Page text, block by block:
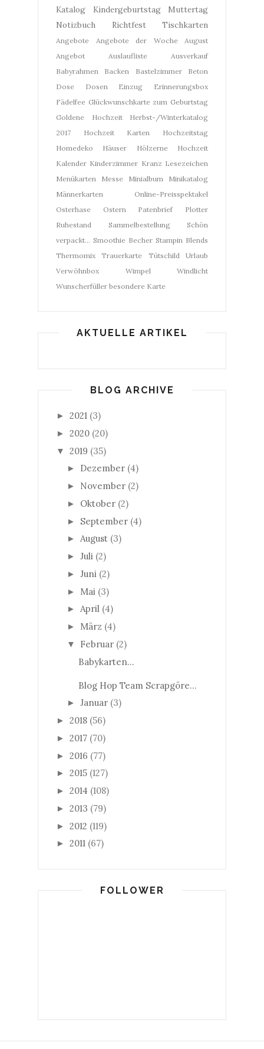
Katalog
Kindergeburtstag
Muttertag
Notizbuch
Richtfest Tischkarten
Angebote Angebote der Woche
August
Angebot
Auslaufliste
Ausverkauf
Babyrahmen
Backen Bastelzimmer
Beton
Dose
Dosen Einzug
Erinnerungsbox
Fädelfee Glückwunschkarte zum Geburtstag
Goldene Hochzeit
Herbst-/Winterkatalog
2017
Hochzeit Karten
Hochzeitstag
Homedeko
Häuser
Hölzerne Hochzeit
Kalender Kinderzimmer Kranz Lesezeichen
Menükarten
Messe Minialbum
Minikatalog
Männerkarten
Online-Preisspektakel
Osterhase
Ostern Patenbrief
Plotter
Ruhestand
Sammelbestellung
Schön
verpackt... Smoothie Becher Stampin Blends
Thermomix
Trauerkarte Tütschild
Urlaub
Verwöhnbox
Wimpel
Windlicht
Wunscherfüller besondere Karte
AKTUELLE ARTIKEL
BLOG ARCHIVE
► 2021 (3)
► 2020 (20)
▼ 2019 (35)
► Dezember (4)
► November (2)
► Oktober (2)
► September (4)
► August (3)
► Juli (2)
► Juni (2)
► Mai (3)
► April (4)
► März (4)
▼ Februar (2)
Babykarten...
Blog Hop Team Scrapgöre...
► Januar (3)
► 2018 (56)
► 2017 (70)
► 2016 (77)
► 2015 (127)
► 2014 (108)
► 2013 (79)
► 2012 (119)
► 2011 (67)
FOLLOWER